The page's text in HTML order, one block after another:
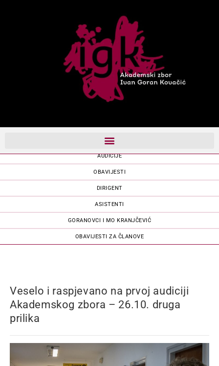
AKADEMSKI ZBOR
AUDICIJE
OBAVIJESTI
DIRIGENT
ASISTENTI
GORANOVCI I MO KRANJČEVIĆ
OBAVIJESTI ZA ČLANOVE
Veselo i raspjevano na prvoj audiciji
Akademskog zbora – 26.10. druga
prilika